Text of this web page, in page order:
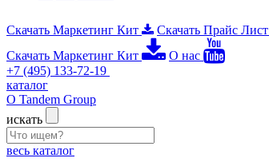
Скачать Маркетинг Кит Скачать Прайс Лист
Скачать Маркетинг Кит
О нас
+7 (495) 133-72-19
каталог
О Tandem Group
искать
весь каталог